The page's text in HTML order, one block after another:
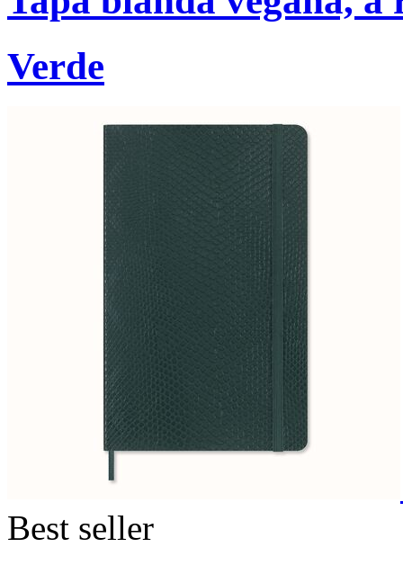
Verde
Best seller